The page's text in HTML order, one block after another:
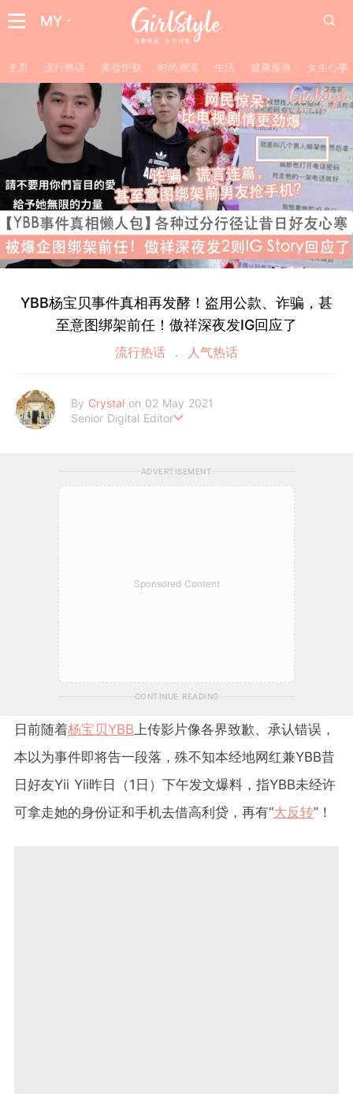
MY
主页 流行热话 美妆护肤 时尚潮流 生活 健康瘦身 女生心事
YBB杨宝贝事件真相再发酵！盗用公款、诈骗，甚
至意图绑架前任！傲祥深夜发IG回应了
流行热话 人气热话
By Crystal on 02 May 2021
Senior Digital Editor
ADVERTISEMENT
Sponsored Content
CONTINUE READING
日前随着杨宝贝YBB 上传影片像各界致歉、承认错误，
本以为事件即将告一段落，殊不知本经地网红兼YBB昔
日好友Yii Yii昨日（1日）下午发文爆料，指YBB未经许
可拿走她的身份证和手机去借高利贷，再有“大反转”！